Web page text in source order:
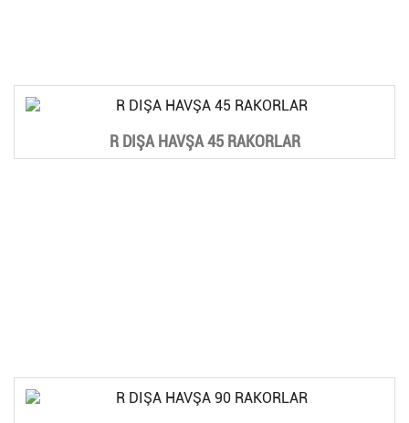
R DIŞA HAVŞA 45 RAKORLAR